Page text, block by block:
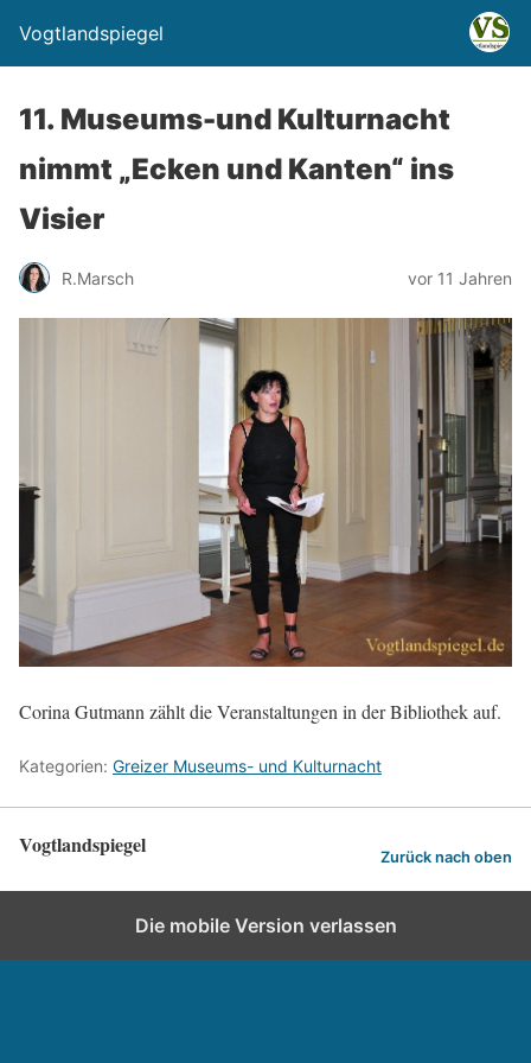
Vogtlandspiegel
11. Museums-und Kulturnacht
nimmt „Ecken und Kanten“ ins
Visier
R.Marsch vor 11 Jahren
Corina Gutmann zählt die Veranstaltungen in der Bibliothek auf.
Kategorien: Greizer Museums- und Kulturnacht
Vogtlandspiegel Zurück nach oben
Die mobile Version verlassen